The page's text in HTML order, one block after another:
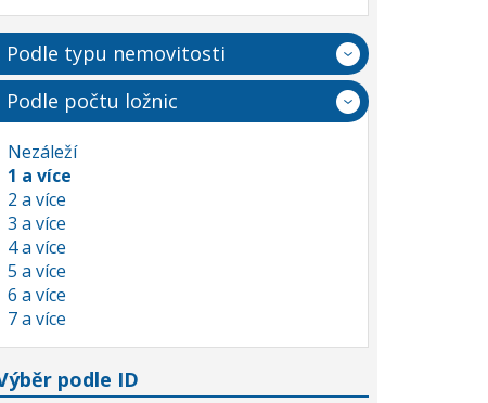
Podle typu nemovitosti
Podle počtu ložnic
Nezáleží
1 a více
2 a více
3 a více
4 a více
5 a více
6 a více
7 a více
podle ID